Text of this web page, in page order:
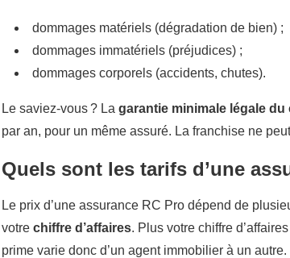
dommages matériels (dégradation de bien) ;
dommages immatériels (préjudices) ;
dommages corporels (accidents, chutes).
Le saviez-vous ? La garantie minimale légale
par an, pour un même assuré. La franchise ne
Quels sont les tarifs d’une
Le prix d’une assurance RC Pro dépend de
votre chiffre d’affaires. Plus votre chiffre
prime varie donc d’un agent immobilier à un autre.